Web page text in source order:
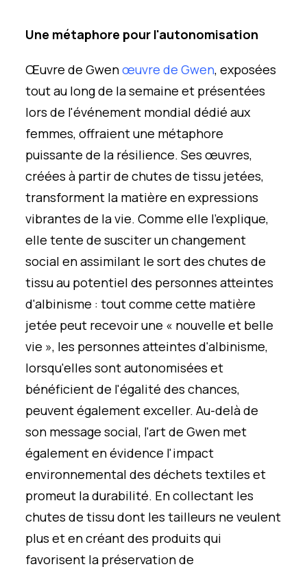
Une métaphore pour l'autonomisation
Œuvre de Gwenœuvre de Gwen, exposées
tout au long de la semaine et présentées
lors de l'événement mondial dédié aux
femmes, offraient une métaphore
puissante de la résilience. Ses œuvres,
créées à partir de chutes de tissu jetées,
transforment la matière en expressions
vibrantes de la vie. Comme elle l'explique,
elle tente de susciter un changement
social en assimilant le sort des chutes de
tissu au potentiel des personnes atteintes
d'albinisme : tout comme cette matière
jetée peut recevoir une « nouvelle et belle
vie », les personnes atteintes d'albinisme,
lorsqu'elles sont autonomisées et
bénéficient de l'égalité des chances,
peuvent également exceller. Au-delà de
son message social, l'art de Gwen met
également en évidence l'impact
environnemental des déchets textiles et
promeut la durabilité. En collectant les
chutes de tissu dont les tailleurs ne veulent
plus et en créant des produits qui
favorisent la préservation de